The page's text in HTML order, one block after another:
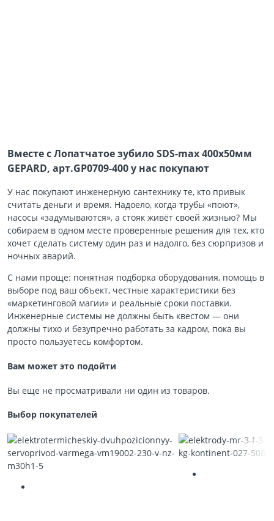
Вместе с Лопатчатое зубило SDS-max 400х50мм
GEPARD, арт.GP0709-400 у нас покупают
У нас покупают инженерную сантехнику те, кто привык
считать деньги и время. Надоело, когда трубы «поют»,
насосы «задумываются», а стояк живёт своей жизнью? Мы
собираем в одном месте проверенные решения для тех, кто
хочет сделать систему один раз и надолго, без сюрпризов и
ночных аварий.
С нами проще: понятная подборка оборудования, помощь в
выборе под ваш объект, честные характеристики без
«маркетинговой магии» и реальные сроки поставки.
Инженерные системы не должны быть квестом — они
должны тихо и безупречно работать за кадром, пока вы
просто пользуетесь комфортом.
Вам может это подойти
Вы еще не просматривали ни один из товаров.
Выбор покупателей